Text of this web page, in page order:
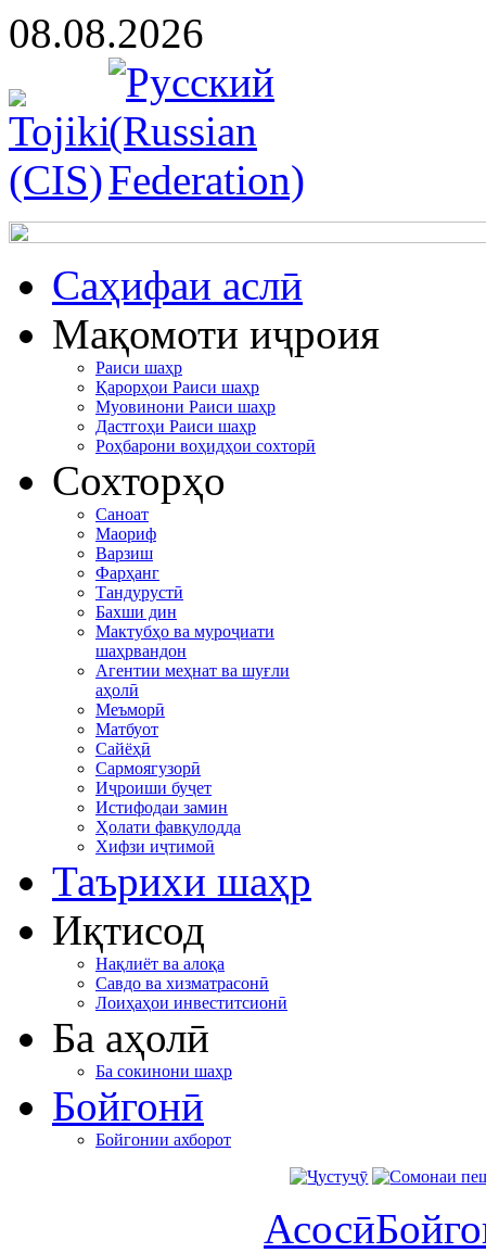
08.08.2026
Cаҳифаи аслӣ
Мақомоти иҷроия
Раиси шаҳр
Қарорҳои Раиси шаҳр
Муовинони Раиси шаҳр
Дастгоҳи Раиси шаҳр
Роҳбарони воҳидҳои сохторӣ
Сохторҳо
Саноат
Маориф
Варзиш
Фарҳанг
Тандурустӣ
Бахши дин
Мактубҳо ва муроҷиати
шаҳрвандон
Агентии меҳнат ва шуғли
аҳолӣ
Меъморӣ
Матбуот
Сайёҳӣ
Сармоягузорӣ
Иҷроиши буҷет
Истифодаи замин
Ҳолати фавқулодда
Хифзи иҷтимоӣ
Таърихи шаҳр
Иқтисод
Нақлиёт ва алоқа
Савдо ва хизматрасонӣ
Лоиҳаҳои инвеститсионӣ
Ба аҳолӣ
Ба сокинони шаҳр
Бойгонӣ
Бойгонии ахборот
Асосӣ